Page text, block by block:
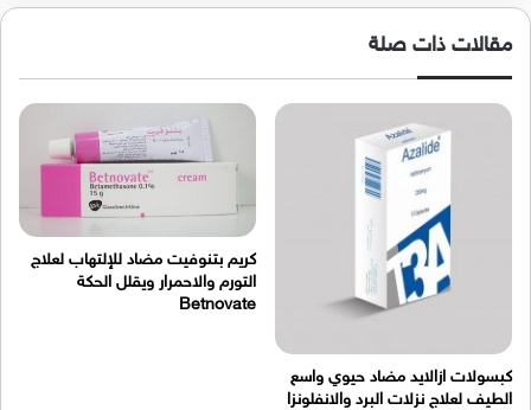
مقالات ذات صلة
كبسولات ازالايد مضاد حيوي واسع
الطيف لعلاج نزلات البرد والانفلونزا
كريم بتنوفيت مضاد للإلتهاب لعلاج
التورم والاحمرار ويقلل الحكة
Betnovate